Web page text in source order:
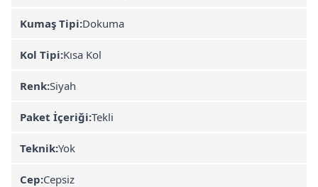
Kumaş Tipi:Dokuma
Kol Tipi:Kısa Kol
Renk:Siyah
Paket İçeriği:Tekli
Teknik:Yok
Cep:Cepsiz